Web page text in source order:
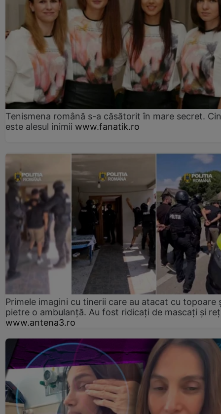
Tenismena română s-a căsătorit în mare secret.
este alesul inimii www.fanatik.ro
Primele imagini cu tinerii care au atacat cu topoare
pietre o ambulanță. Au fost ridicați de mascați și
www.antena3.ro